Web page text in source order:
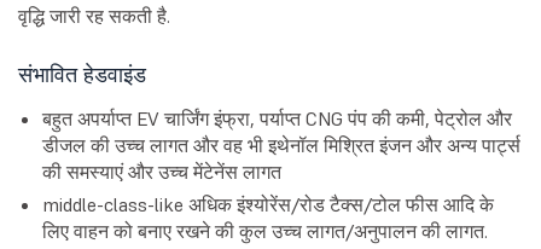
वृद्धि जारी रह सकती है.
संभावित हेडवाइंड
बहुत अपर्याप्त EV चार्जिंग इंफ्रा, पर्याप्त CNG पंप की कमी, पेट्रोल और
डीजल की उच्च लागत और वह भी इथेनॉल मिश्रित इंजन और अन्य पार्ट्स
की समस्याएं और उच्च मेंटेनेंस लागत
middle-class-like अधिक इंश्योरेंस/रोड टैक्स/टोल फीस आदि के
लिए वाहन को बनाए रखने की कुल उच्च लागत/अनुपालन की लागत.